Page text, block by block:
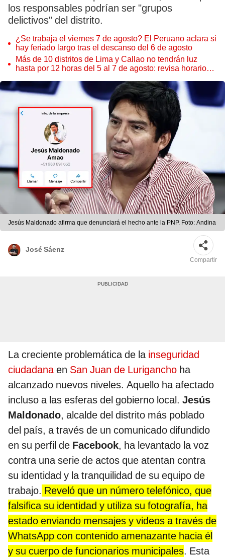
los responsables podrían ser "grupos
delictivos" del distrito.
¿Se trabaja el viernes 7 de agosto? El Peruano aclara si
hay feriado largo tras el descanso del 6 de agosto
Más de 10 distritos de Lima y Callao no tendrán luz
hasta por 12 horas del 5 al 7 de agosto: revisa horarios y
Jesús Maldonado afirma que denunciará el hecho ante la PNP. Foto: Andina
José Sáenz
Compartir
La creciente problemática de la inseguridad
ciudadanaen San Juan de Lurigancho ha
alcanzado nuevos niveles. Aquello ha afectado
incluso a las esferas del gobierno local. Jesús
Maldonado, alcalde del distrito más poblado
del país, a través de un comunicado difundido
en su perfil de Facebook, ha levantado la voz
contra una serie de actos que atentan contra
su identidad y la tranquilidad de su equipo de
trabajo. Reveló que un número telefónico, que
falsifica su identidad y utiliza su fotografía, ha
estado enviando mensajes y videos a través de
WhatsApp con contenido amenazante hacia él
y su cuerpo de funcionarios municipales. Esta